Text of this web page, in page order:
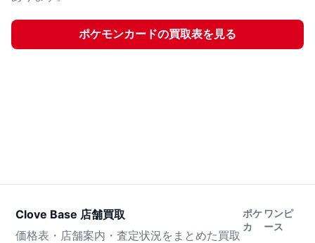
ポケモンカードの買取表を見る
Clove Base 店舗買取
価格表・店舗案内・査定状況をまとめた買取
ポケ
カ
ワンピ
ース